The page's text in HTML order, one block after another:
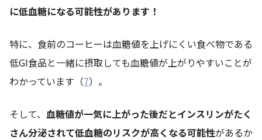
に低血糖になる可能性があります！
特に、食前のコーヒーは血糖値を上げにくい食べ物である
低GI食品と一緒に摂取しても血糖値が上がりやすいことが
わかっています（7）。
そして、 血糖値が一気に上がった後だとインスリンがたく
さん分泌されて低血糖のリスクが高くなる可能性があるか